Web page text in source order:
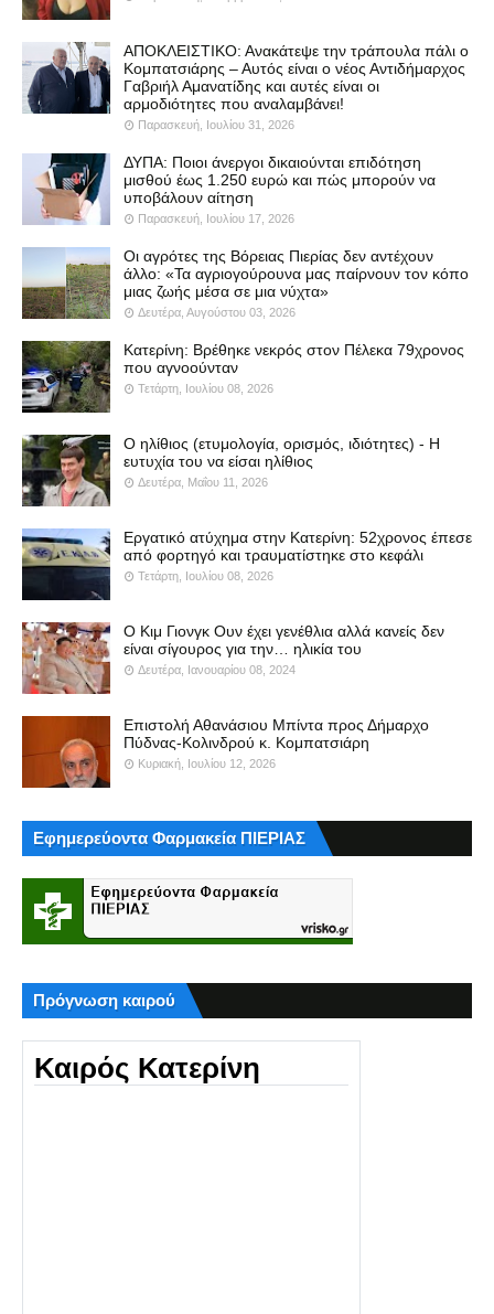
ΑΠΟΚΛΕΙΣΤΙΚΟ: Ανακάτεψε την τράπουλα πάλι ο
Κομπατσιάρης – Αυτός είναι ο νέος Αντιδήμαρχος
Γαβριήλ Αμανατίδης και αυτές είναι οι
αρμοδιότητες που αναλαμβάνει!
Παρασκευή, Ιουλίου 31, 2026
ΔΥΠΑ: Ποιοι άνεργοι δικαιούνται επιδότηση
μισθού έως 1.250 ευρώ και πώς μπορούν να
υποβάλουν αίτηση
Παρασκευή, Ιουλίου 17, 2026
Οι αγρότες της Βόρειας Πιερίας δεν αντέχουν
άλλο: «Τα αγριογούρουνα μας παίρνουν τον κόπο
μιας ζωής μέσα σε μια νύχτα»
Δευτέρα, Αυγούστου 03, 2026
Κατερίνη: Βρέθηκε νεκρός στον Πέλεκα 79χρονος
που αγνοούνταν
Τετάρτη, Ιουλίου 08, 2026
Ο ηλίθιος (ετυμολογία, ορισμός, ιδιότητες) - Η
ευτυχία του να είσαι ηλίθιος
Δευτέρα, Μαΐου 11, 2026
Εργατικό ατύχημα στην Κατερίνη: 52χρονος έπεσε
από φορτηγό και τραυματίστηκε στο κεφάλι
Τετάρτη, Ιουλίου 08, 2026
Ο Κιμ Γιονγκ Ουν έχει γενέθλια αλλά κανείς δεν
είναι σίγουρος για την… ηλικία του
Δευτέρα, Ιανουαρίου 08, 2024
Επιστολή Αθανάσιου Μπίντα προς Δήμαρχο
Πύδνας-Κολινδρού κ. Κομπατσιάρη
Κυριακή, Ιουλίου 12, 2026
Εφημερεύοντα Φαρμακεία ΠΙΕΡΙΑΣ
Πρόγνωση καιρού
Καιρός Κατερίνη